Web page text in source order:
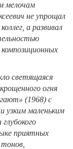
мелочам
не упрощал
а развивал
светящаяся
огня
(1968) с
узким маленьким
приятных